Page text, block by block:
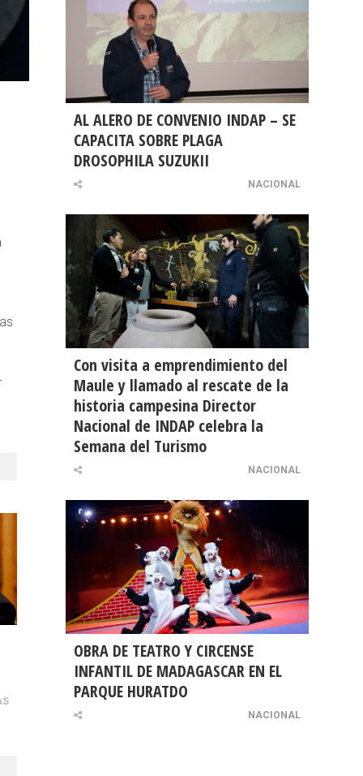
AL ALERO DE CONVENIO INDAP – SE
CAPACITA SOBRE PLAGA
DROSOPHILA SUZUKII
NACIONAL
Con visita a emprendimiento del
Maule y llamado al rescate de la
historia campesina Director
Nacional de INDAP celebra la
Semana del Turismo
NACIONAL
OBRA DE TEATRO Y CIRCENSE
INFANTIL DE MADAGASCAR EN EL
PARQUE HURATDO
NACIONAL